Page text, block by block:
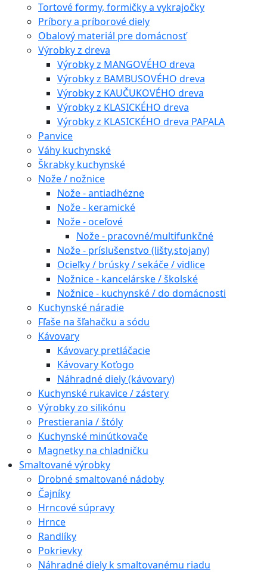
Tortové formy, formičky a vykrajočky
Príbory a príborové diely
Obalový materiál pre domácnosť
Výrobky z dreva
Výrobky z MANGOVÉHO dreva
Výrobky z BAMBUSOVÉHO dreva
Výrobky z KAUČUKOVÉHO dreva
Výrobky z KLASICKÉHO dreva
Výrobky z KLASICKÉHO dreva PAPALA
Panvice
Váhy kuchynské
Škrabky kuchynské
Nože / nožnice
Nože - antiadhézne
Nože - keramické
Nože - oceľové
Nože - pracovné/multifunkčné
Nože - príslušenstvo (lišty,stojany)
Ocieľky / brúsky / sekáče / vidlice
Nožnice - kancelárske / školské
Nožnice - kuchynské / do domácnosti
Kuchynské náradie
Fľaše na šľahačku a sódu
Kávovary
Kávovary pretláčacie
Kávovary Koťogo
Náhradné diely (kávovary)
Kuchynské rukavice / zástery
Výrobky zo silikónu
Prestierania / štóly
Kuchynské minútkovače
Magnetky na chladničku
Smaltované výrobky
Drobné smaltované nádoby
Čajníky
Hrncové súpravy
Hrnce
Randlíky
Pokrievky
Náhradné diely k smaltovanému riadu